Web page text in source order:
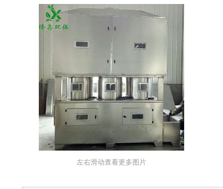
左右滑动查看更多图片